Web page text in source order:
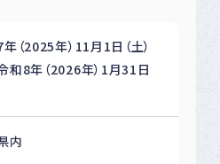
（2025年）11月1日（土）
8年（2026年）1月31日
内